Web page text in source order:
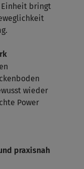
bringt
wieder
Power
praxisnah